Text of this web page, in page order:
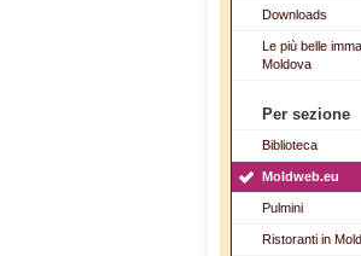
Downloads
Le più belle
Moldova
Per sezione
Biblioteca
Moldweb.eu
Pulmini
Ristoranti in